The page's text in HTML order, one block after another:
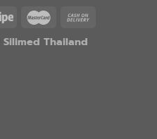
Silimed Thailand